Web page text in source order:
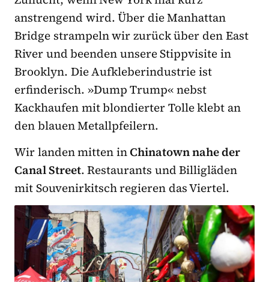
anstrengend wird. Über die Manhattan
Bridge strampeln wir zurück über den East
River und beenden unsere Stippvisite in
Brooklyn. Die Aufkleberindustrie ist
erfinderisch. »Dump Trump« nebst
Kackhaufen mit blondierter Tolle klebt an
den blauen Metallpfeilern.
Wir landen mitten inChinatown nahe der
Canal Street. Restaurants und Billigläden
mit Souvenirkitsch regieren das Viertel.